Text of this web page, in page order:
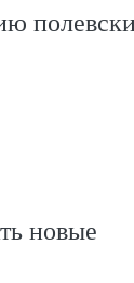
новые